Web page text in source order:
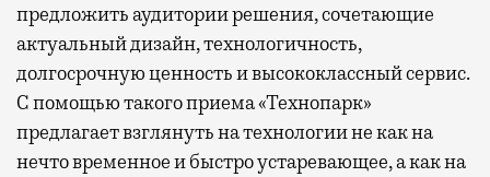
предложить аудитории решения, сочетающие
актуальный дизайн, технологичность,
долгосрочную ценность и высококлассный сервис.
С помощью такого приема «Технопарк»
предлагает взглянуть на технологии не как на
нечто временное и быстро устаревающее, а как на